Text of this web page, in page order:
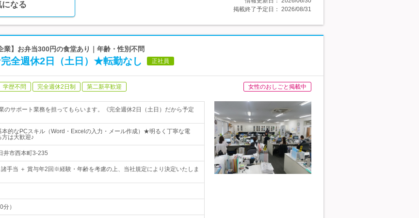
になる
掲載終了予定日： 2026/08/31
】お弁当300円の食堂あり｜年齢・性別不問
全週休2日（土日）★転勤なし 正社員
学歴不問 完全週休2日制 第二新卒歓迎 女性のおしごと掲載中
のサポート業務を担ってもらいます。《完全週休2日（土日）だから予定
本的なPCスキル（Word・Excelの入力・メール作成）★明るく丁寧な電
は大歓迎♪
井市西本町3-235
手当 ＋ 賞与年2回※経験・年齢を考慮の上、当社規定により決定いたしま
）